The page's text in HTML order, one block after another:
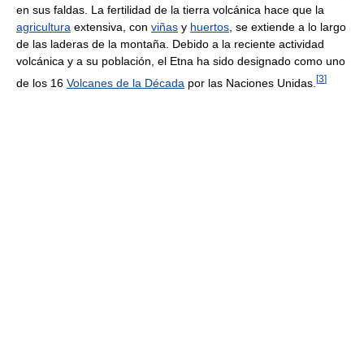
en sus faldas. La fertilidad de la tierra volcánica hace que la
agricultura extensiva, con viñas y huertos , se extiende a lo largo
de las laderas de la montaña. Debido a la reciente actividad
volcánica y a su población, el Etna ha sido designado como uno
de los 16 Volcanes de la Década por las Naciones Unidas. [3]